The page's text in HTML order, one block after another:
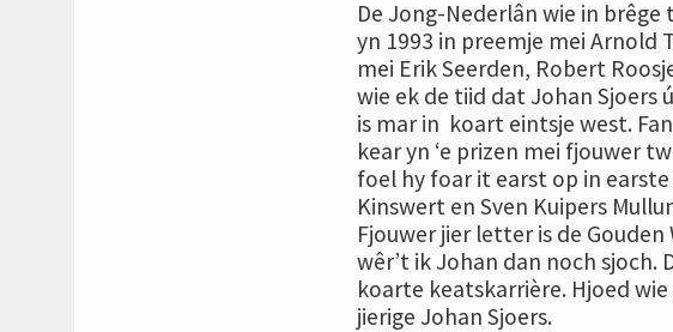
De Jong-Nederlân wie in
yn 1993 in preemje mei Arnold
mei Erik Seerden, Robert
wie ek de tiid dat Johan Sjoers
is mar in koart eintsje west.
kear yn ‘e prizen mei fjouwer
foel hy foar it earst op in earste
Kinswert en Sven Kuipers
Fjouwer jier letter is de
wêr’t ik Johan dan noch sjoch.
koarte keatskarrière. Hjoed
jierige Johan Sjoers.